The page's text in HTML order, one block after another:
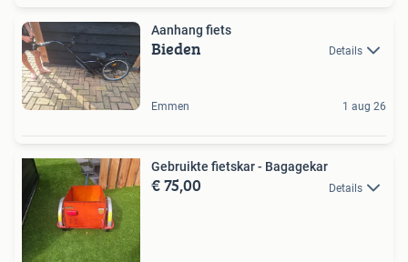
Aanhang fiets
Bieden Details
Emmen 1 aug 26
Gebruikte fietskar - Bagagekar
€ 75,00 Details